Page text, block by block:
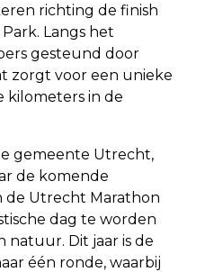
richting de finish
Langs het
gesteund door
zorgt voor een unieke
kilometers in de
gemeente Utrecht,
de komende
de Utrecht Marathon
dag te worden
natuur. Dit jaar is de
één ronde, waarbij